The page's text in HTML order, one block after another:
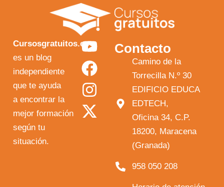
Cursosgratuitos.es
es un blog
independiente
que te ayuda
a encontrar la
mejor formación
según tu
situación.
Y
o
u
t
u
F
a
c
e
b
I
n
s
t
a
X
-
t
w
i
Contacto
Camino de la
Torrecilla N.º 30
EDIFICIO EDUCA
EDTECH,
Oficina 34, C.P.
18200, Maracena
(Granada)
958 050 208